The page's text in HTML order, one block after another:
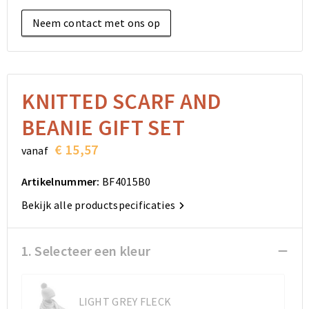
Elektronica, Gadgets en USB
Sleutelhangers en Lanyards
Anti-stress
Lampen en Gereedschap
Aanstekers
Snoepgoed
Sinterklaas
Reistassensets
Goodiebags
Golftassen
Opvouwbare tassen
Autotassen
Matrozentassen
Schoudertassen
Rugzakken
Bodywarmers
Kleding sets
Reistassensets
Goodiebags
Golftassen
Opvouwbare tassen
Autotassen
Matrozentassen
Schoudertassen
Rugzakken
Overhemden
Jassen
Broeken en Rokken
Schoenen
Neem contact met ons op
KNITTED SCARF AND
BEANIE GIFT SET
vanaf € 15,57
Artikelnummer: BF4015B0
Bekijk alle productspecificaties
1. Selecteer een kleur
LIGHT GREY FLECK